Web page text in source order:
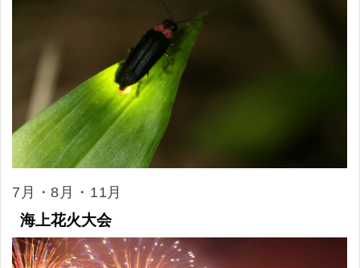
7月・8月・11月
海上花火大会